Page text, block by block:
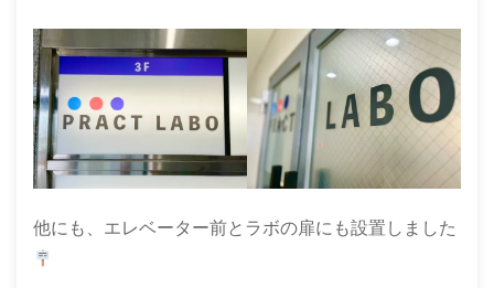
他にも、エレベーター前とラボの扉にも設置しました